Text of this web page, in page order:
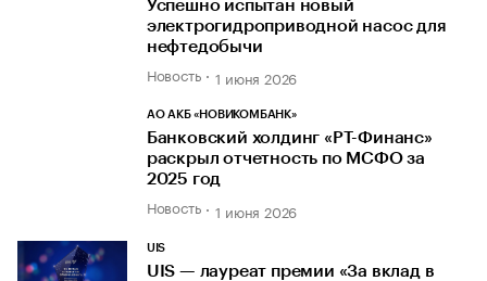
Успешно испытан новый
электрогидроприводной насос для
нефтедобычи
Новость 1 июня 2026
АО АКБ «НОВИКОМБАНК»
Банковский холдинг «РТ-Финанс»
раскрыл отчетность по МСФО за
2025 год
Новость 1 июня 2026
UIS
UIS — лауреат премии «За вклад в